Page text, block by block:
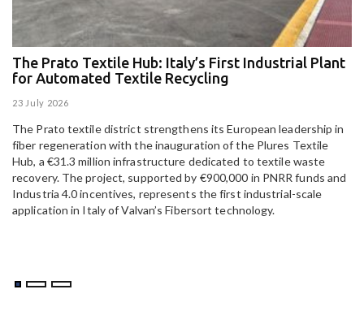
The Prato Textile Hub: Italy’s First Industrial Plant
for Automated Textile Recycling
23 July 2026
The Prato textile district strengthens its European leadership in
fiber regeneration with the inauguration of the Plures Textile
Hub, a €31.3 million infrastructure dedicated to textile waste
recovery. The project, supported by €900,000 in PNRR funds and
Industria 4.0 incentives, represents the first industrial-scale
application in Italy of Valvan’s Fibersort technology.